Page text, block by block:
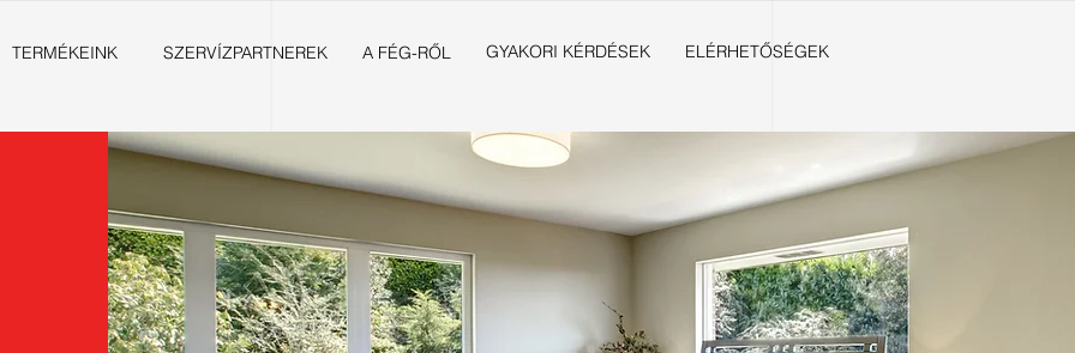
TERMÉKEINK SZERVÍZPARTNEREK A FÉG-RŐL GYAKORI KÉRDÉSEK ELÉRHETŐSÉGEK